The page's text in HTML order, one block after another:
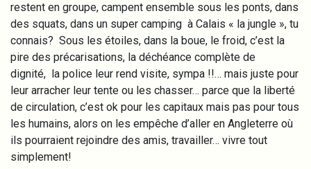
restent en groupe, campent ensemble sous les ponts, dans
des squats, dans un super camping à Calais « la jungle », tu
connais? Sous les étoiles, dans la boue, le froid, c’est la
pire des précarisations, la déchéance complète de
dignité, la police leur rend visite, sympa !!… mais juste pour
leur arracher leur tente ou les chasser… parce que la liberté
de circulation, c’est ok pour les capitaux mais pas pour tous
les humains, alors on les empêche d’aller en Angleterre où
ils pourraient rejoindre des amis, travailler… vivre tout
simplement!